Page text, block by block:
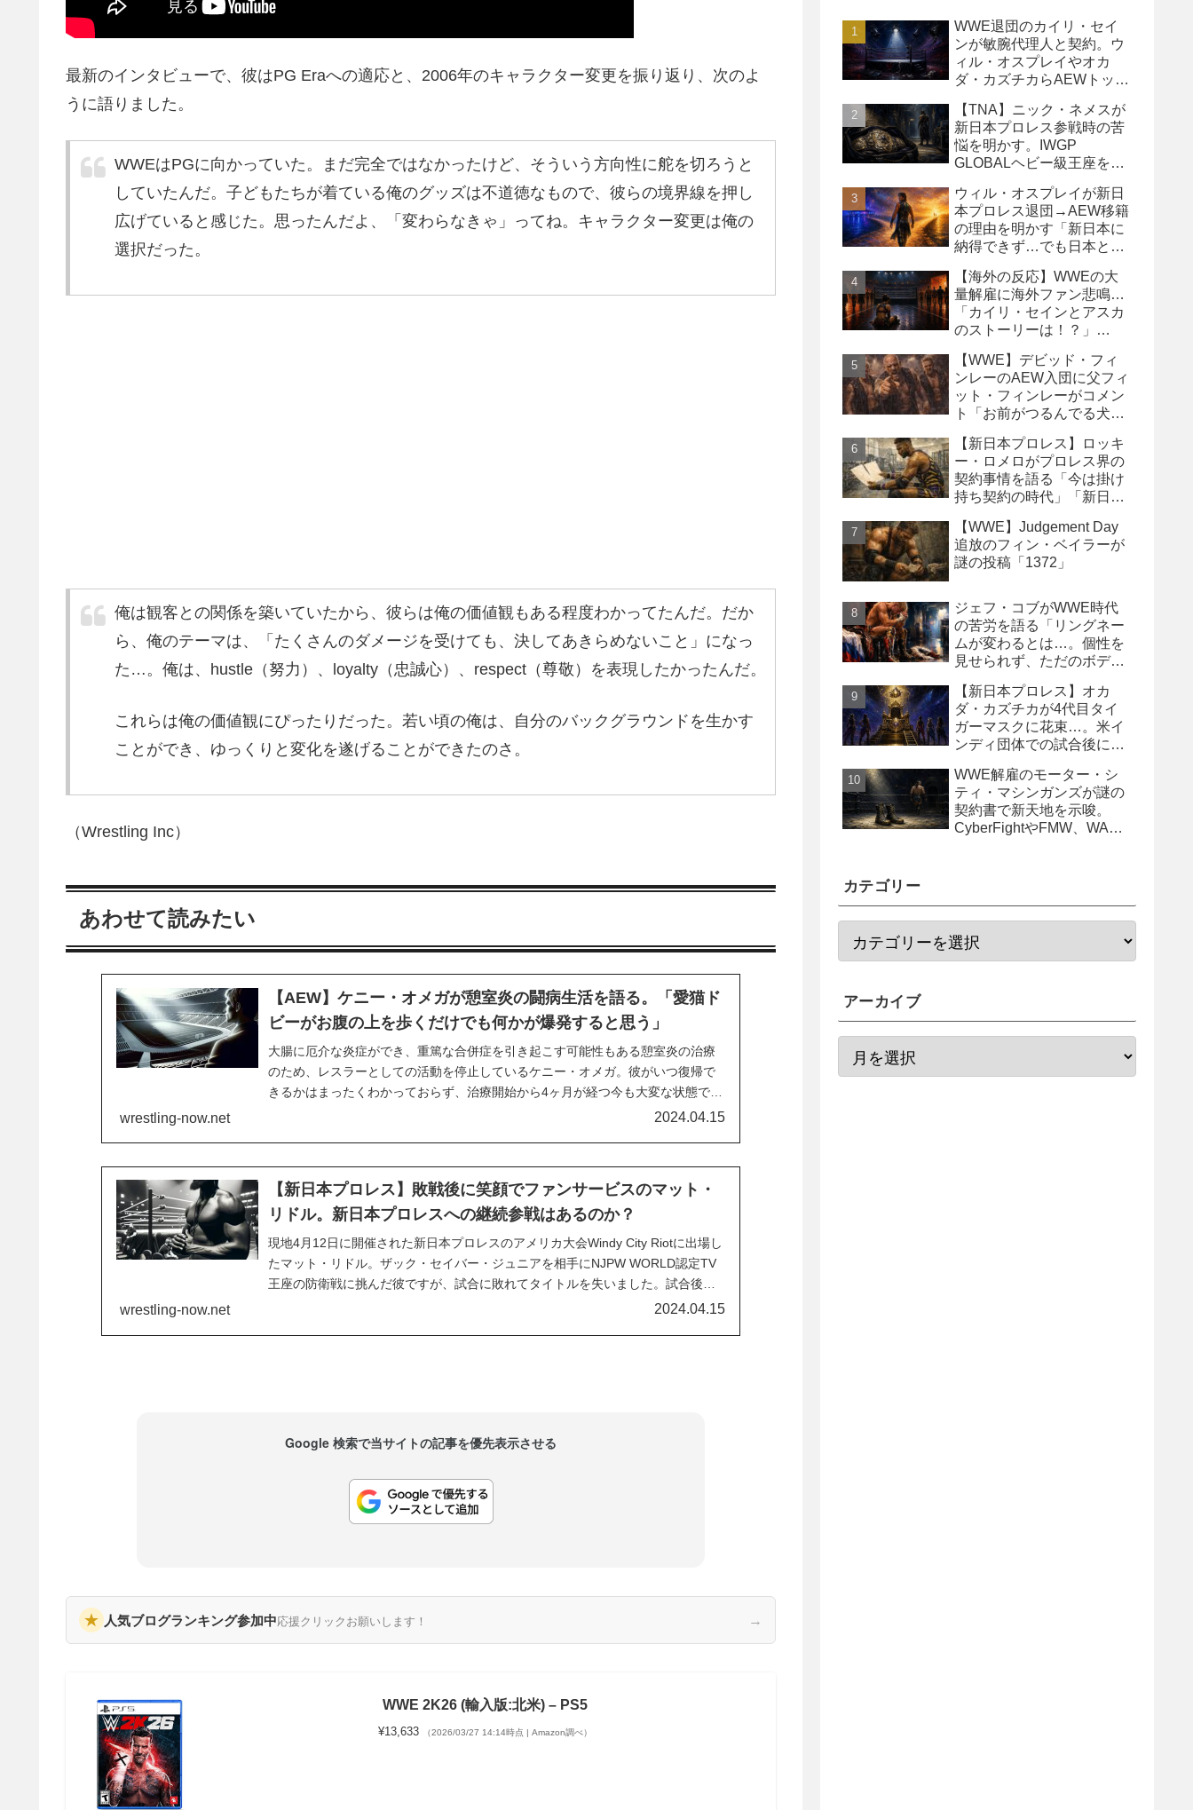
最新のインタビューで、彼はPG Eraへの適応と、2006年のキャラクター変更を振り返り、次のよ
うに語りました。
WWEはPGに向かっていた。まだ完全ではなかったけど、そういう方向性に舵を切ろうと
していたんだ。子どもたちが着ている俺のグッズは不道徳なもので、彼らの境界線を押し
広げていると感じた。思ったんだよ、「変わらなきゃ」ってね。キャラクター変更は俺の
選択だった。
俺は観客との関係を築いていたから、彼らは俺の価値観もある程度わかってたんだ。だか
ら、俺のテーマは、「たくさんのダメージを受けても、決してあきらめないこと」になっ
た…。俺は、hustle（努力）、loyalty（忠誠心）、respect（尊敬）を表現したかったんだ。
これらは俺の価値観にぴったりだった。若い頃の俺は、自分のバックグラウンドを生かす
ことができ、ゆっくりと変化を遂げることができたのさ。
（Wrestling Inc）
あわせて読みたい
【AEW】ケニー・オメガが憩室炎の闘病生活を語る。「愛猫ド
ビーがお腹の上を歩くだけでも何かが爆発すると思う」
大腸に厄介な炎症ができ、重篤な合併症を引き起こす可能性もある憩室炎の治療
のため、レスラーとしての活動を停止しているケニー・オメガ。彼がいつ復帰で
きるかはまったくわかっておらず、治療開始から4ヶ月が経つ今も大変な状態で
す。Twitchでのゲーム配信を楽しみながら、復帰に向けた治療に取り組んでいま
wrestling-now.net 2024.04.15
【新日本プロレス】敗戦後に笑顔でファンサービスのマット・
リドル。新日本プロレスへの継続参戦はあるのか？
現地4月12日に開催された新日本プロレスのアメリカ大会Windy City Riotに出場し
たマット・リドル。ザック・セイバー・ジュニアを相手にNJPW WORLD認定TV
王座の防衛戦に挑んだ彼ですが、試合に敗れてタイトルを失いました。試合後、
彼は退場する際に笑顔でファンサービスをしていたことが話題になっています。
wrestling-now.net 2024.04.15
Google 検索で当サイトの記事を優先表示させる
★ 人気ブログランキング参加中応援クリックお願いします！ →
WWE 2K26 (輸入版:北米) – PS5
¥13,633 （2026/03/27 14:14時点 | Amazon調べ）
WWE退団のカイリ・セイ
ンが敏腕代理人と契約。ウ
ィル・オスプレイやオカ
ダ・カズチカらAEWトップ
【TNA】ニック・ネメスが
新日本プロレス参戦時の苦
悩を明かす。IWGP
GLOBALヘビー級王座を
挫
ウィル・オスプレイが新日
本プロレス退団→AEW移籍
の理由を明かす「新日本に
納得できず…でも日本との
【海外の反応】WWEの大
量解雇に海外ファン悲鳴…
「カイリ・セインとアスカ
のストーリーは！？」
の犠牲になった」
【WWE】デビッド・フィ
ンレーのAEW入団に父フィ
ット・フィンレーがコメン
ト「お前がつるんでる犬連
【新日本プロレス】ロッキ
ー・ロメロがプロレス界の
契約事情を語る「今は掛け
持ち契約の時代」「新日本
るべき」
【WWE】Judgement Day
追放のフィン・ベイラーが
謎の投稿「1372」
ジェフ・コブがWWE時代
の苦労を語る「リングネー
ムが変わるとは…。個性を
見せられず、ただのボディ
【新日本プロレス】オカ
ダ・カズチカが4代目タイ
ガーマスクに花束…。米イ
ンディ団体での試合後にサ
WWE解雇のモーター・シ
ティ・マシンガンズが謎の
契約書で新天地を示唆。
CyberFightやFMW、WAR
カテゴリー
アーカイブ